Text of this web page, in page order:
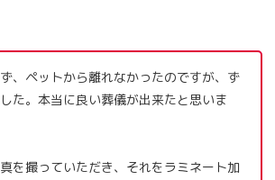
、ペットから離れなかったのですが、ず
た。本当に良い葬儀が出来たと思いま
を撮っていただき、それをラミネート加